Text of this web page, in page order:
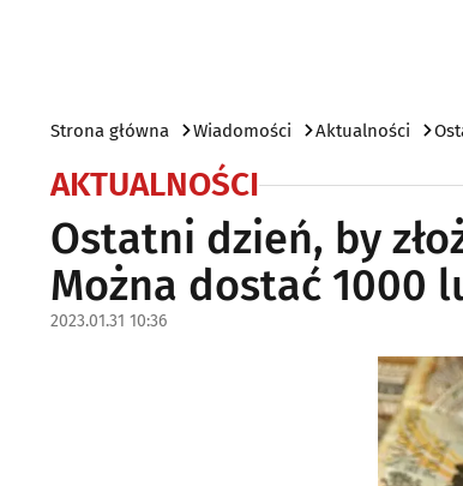
Strona główna Wiadomości Aktualności
AKTUALNOŚCI
Ostatni dzień, by
Można dostać 1000
2023.01.31 10:36